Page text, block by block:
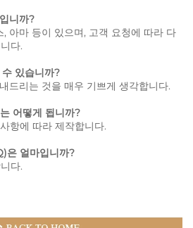
니까?
아마 등이 있으며, 고객 요청에 따라 다
다.
있습니까?
드리는 것을 매우 기쁘게 생각합니다.
어떻게 됩니까?
항에 따라 제작합니다.
은 얼마입니까?
다.